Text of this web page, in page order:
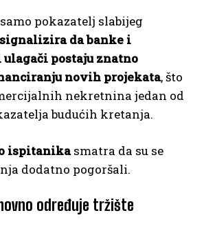
pokazatelj slabijeg
da banke i
postaju znatno
novih projekata, što
nekretnina jedan od
budućih kretanja.
ispitanikasmatra da su se
dodatno pogoršali.
određuje tržište